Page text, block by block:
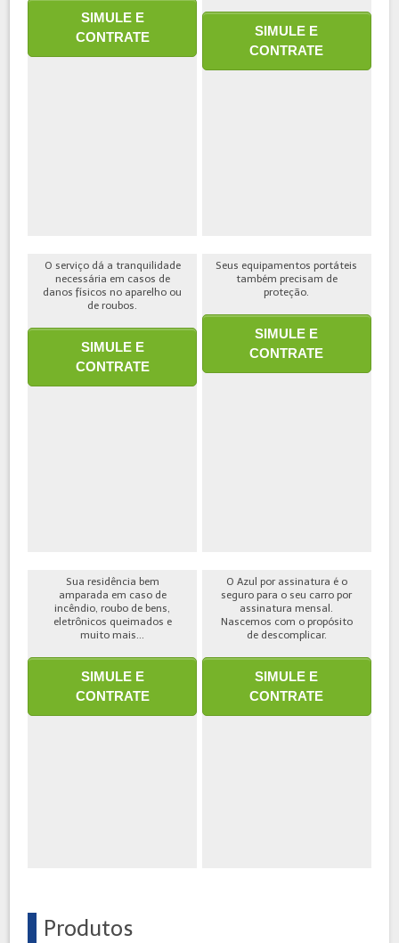
SIMULE E
CONTRATE
SIMULE E
CONTRATE
O serviço dá a tranquilidade
necessária em casos de
danos físicos no aparelho ou
de roubos.
SIMULE E
CONTRATE
Seus equipamentos portáteis
também precisam de
proteção.
SIMULE E
CONTRATE
Sua residência bem
amparada em caso de
incêndio, roubo de bens,
eletrônicos queimados e
muito mais...
SIMULE E
CONTRATE
O Azul por assinatura é o
seguro para o seu carro por
assinatura mensal.
Nascemos com o propósito
de descomplicar.
SIMULE E
CONTRATE
Produtos